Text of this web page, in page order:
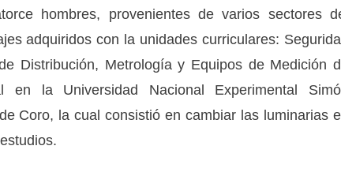
hombres, provenientes de varios sectores
adquiridos con la unidades curriculares:
Distribución, Metrología y Equipos de Medición
en la Universidad Nacional Experimental
Coro, la cual consistió en cambiar las luminarias